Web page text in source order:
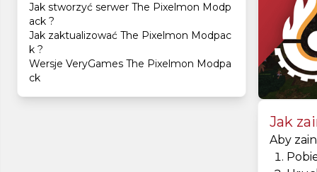
Jak stworzyć serwer The Pixelmon Modp
ack ?
Jak zaktualizować The Pixelmon Modpac
k ?
Wersje VeryGames The Pixelmon Modpa
ck
Jak
Aby